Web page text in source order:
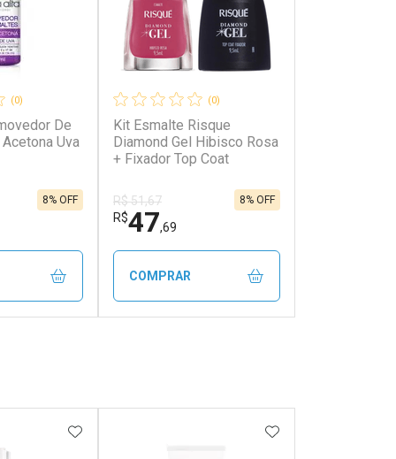
(0)
De
Uva
8% OFF
(0)
Kit Esmalte Risque
Diamond Gel Hibisco Rosa
+ Fixador Top Coat
R$ 51,67
R$47,69
8% OFF
COMPRAR
ADICIONAR AOS FAVORITOSADICIONAR AOS